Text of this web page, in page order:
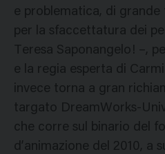
e problematica, di grande
per la sfaccettatura dei
Teresa Saponangelo! –,
e la regia esperta di
invece torna a gran
targato DreamWorks-
che corre sul binario del
d’animazione del 2010, a